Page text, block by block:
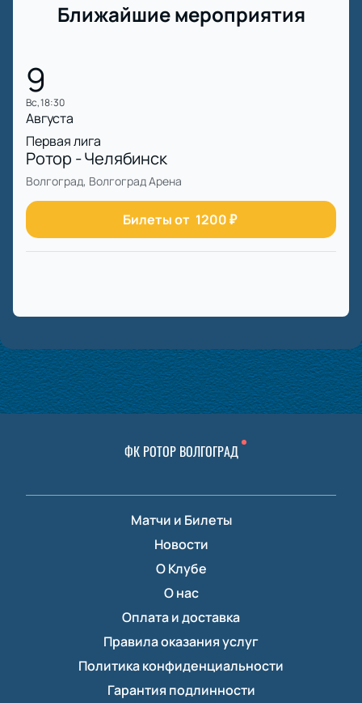
Ближайшие мероприятия
9
вс, 18:30
Августа
Первая лига
Ротор - Челябинск
Волгоград, Волгоград Арена
Билеты от 1200₽
ФК РОТОР ВОЛГОГРАД
Матчи и Билеты
Новости
О Клубе
О нас
Оплата и доставка
Правила оказания услуг
Политика конфиденциальности
Гарантия подлинности